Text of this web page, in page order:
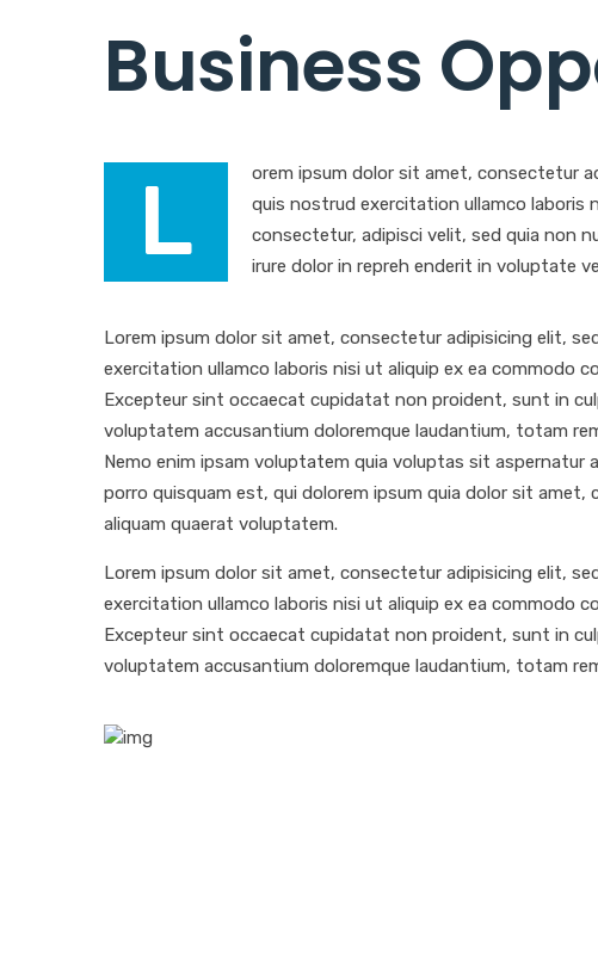
Business
L
orem ipsum dolor sit amet, consectetur
quis nostrud exercitation ullamco laboris
consectetur, adipisci velit, sed quia non
irure dolor in repreh enderit in voluptate
Lorem ipsum dolor sit amet, consectetur adipisicing elit,
exercitation ullamco laboris nisi ut aliquip ex ea commodo
Excepteur sint occaecat cupidatat non proident, sunt in
voluptatem accusantium doloremque laudantium, totam
Nemo enim ipsam voluptatem quia voluptas sit
porro quisquam est, qui dolorem ipsum quia dolor sit
aliquam quaerat voluptatem.
Lorem ipsum dolor sit amet, consectetur adipisicing elit,
exercitation ullamco laboris nisi ut aliquip ex ea commodo
Excepteur sint occaecat cupidatat non proident, sunt in
voluptatem accusantium doloremque laudantium, totam